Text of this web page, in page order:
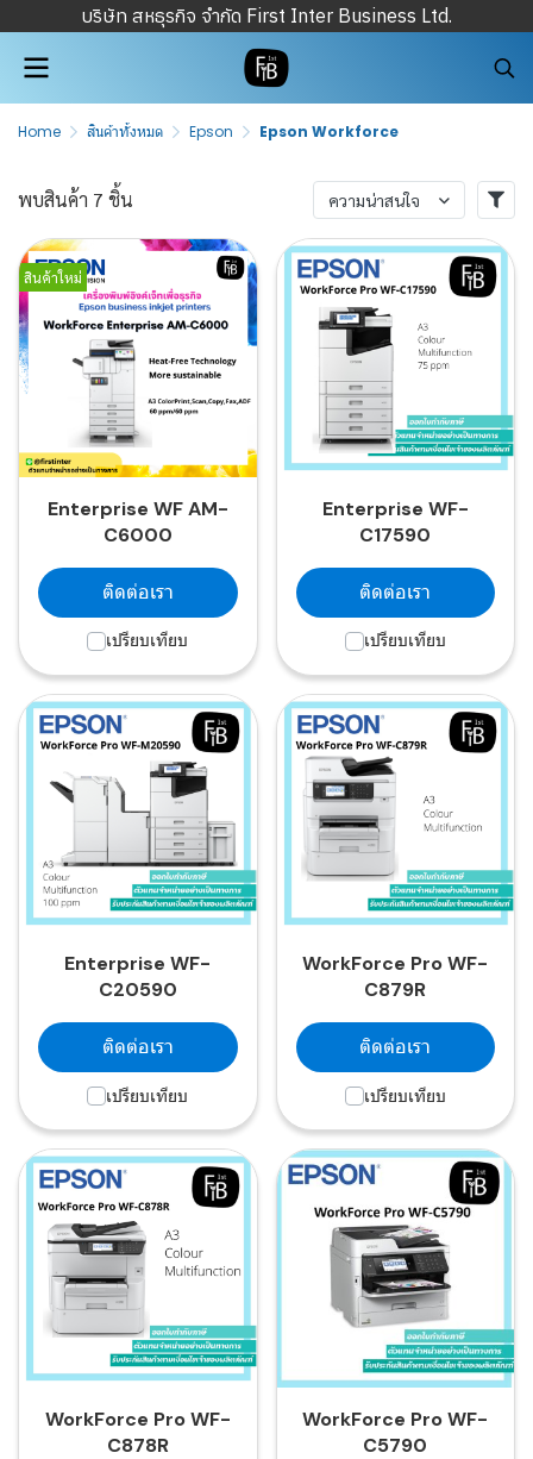
บริษัท สหธุรกิจ จำกัด First Inter Business Ltd.
Home สินค้าทั้งหมด Epson Epson Workforce
พบสินค้า 7 ชิ้น ความน่าสนใจ
สินค้าใหม่
Enterprise​ WF AM-
C6000
ติดต่อเรา
เปรียบเทียบ
Enterprise WF-
C17590
ติดต่อเรา
เปรียบเทียบ
Enterprise WF-
C20590
ติดต่อเรา
เปรียบเทียบ
WorkForce Pro WF-
C879R
ติดต่อเรา
เปรียบเทียบ
WorkForce Pro WF-
C878R
WorkForce Pro WF-
C5790